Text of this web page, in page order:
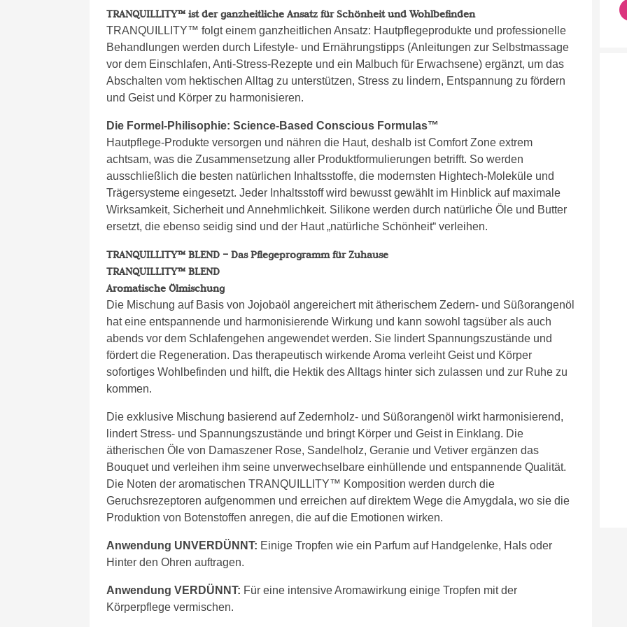
TRANQUILLITY™ ist der ganzheitliche Ansatz für Schönheit und Wohlbefinden
TRANQUILLITY™ folgt einem ganzheitlichen Ansatz: Hautpflegeprodukte und professionelle
Behandlungen werden durch Lifestyle- und Ernährungstipps (Anleitungen zur Selbstmassage
vor dem Einschlafen, Anti-Stress-Rezepte und ein Malbuch für Erwachsene) ergänzt, um das
Abschalten vom hektischen Alltag zu unterstützen, Stress zu lindern, Entspannung zu fördern
und Geist und Körper zu harmonisieren.
Die Formel-Philisophie: Science-Based Conscious Formulas™
Hautpflege-Produkte versorgen und nähren die Haut, deshalb ist Comfort Zone extrem
achtsam, was die Zusammensetzung aller Produktformulierungen betrifft. So werden
ausschließlich die besten natürlichen Inhaltsstoffe, die modernsten Hightech-Moleküle und
Trägersysteme eingesetzt. Jeder Inhaltsstoff wird bewusst gewählt im Hinblick auf maximale
Wirksamkeit, Sicherheit und Annehmlichkeit. Silikone werden durch natürliche Öle und Butter
ersetzt, die ebenso seidig sind und der Haut „natürliche Schönheit“ verleihen.
TRANQUILLITY™ BLEND – Das Pflegeprogramm für Zuhause
TRANQUILLITY™ BLEND
Aromatische Ölmischung
Die Mischung auf Basis von Jojobaöl angereichert mit ätherischem Zedern- und Süßorangenöl
hat eine entspannende und harmonisierende Wirkung und kann sowohl tagsüber als auch
abends vor dem Schlafengehen angewendet werden. Sie lindert Spannungszustände und
fördert die Regeneration. Das therapeutisch wirkende Aroma verleiht Geist und Körper
sofortiges Wohlbefinden und hilft, die Hektik des Alltags hinter sich zulassen und zur Ruhe zu
kommen.
Die exklusive Mischung basierend auf Zedernholz- und Süßorangenöl wirkt harmonisierend,
lindert Stress- und Spannungszustände und bringt Körper und Geist in Einklang. Die
ätherischen Öle von Damaszener Rose, Sandelholz, Geranie und Vetiver ergänzen das
Bouquet und verleihen ihm seine unverwechselbare einhüllende und entspannende Qualität.
Die Noten der aromatischen TRANQUILLITY™ Komposition werden durch die
Geruchsrezeptoren aufgenommen und erreichen auf direktem Wege die Amygdala, wo sie die
Produktion von Botenstoffen anregen, die auf die Emotionen wirken.
Anwendung UNVERDÜNNT: Einige Tropfen wie ein Parfum auf Handgelenke, Hals oder
Hinter den Ohren auftragen.
Anwendung VERDÜNNT: Für eine intensive Aromawirkung einige Tropfen mit der
Körperpflege vermischen.